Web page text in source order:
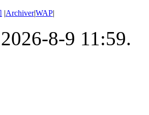
|Archiver|WAP|
8-9 11:59.